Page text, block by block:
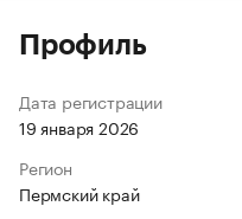
Профиль
Дата регистрации
19 января 2026
Регион
Пермский край